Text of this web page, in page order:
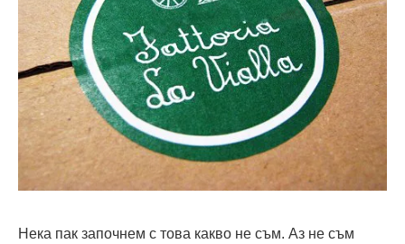
Нека пак започнем с това какво не съм. Аз не съм